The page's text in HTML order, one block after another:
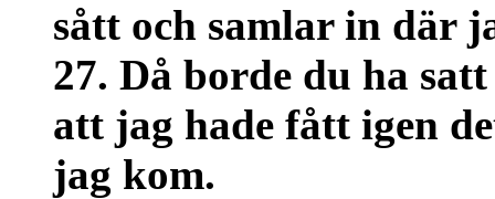
sått och samlar in där
27. Då borde du ha
att jag hade fått igen
jag kom.